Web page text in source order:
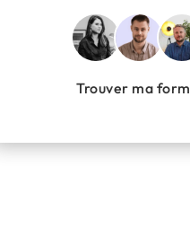
Trouver ma